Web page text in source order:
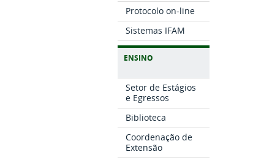
Protocolo on-line
Sistemas IFAM
ENSINO
Setor de Estágios
e Egressos
Biblioteca
Coordenação de
Extensão